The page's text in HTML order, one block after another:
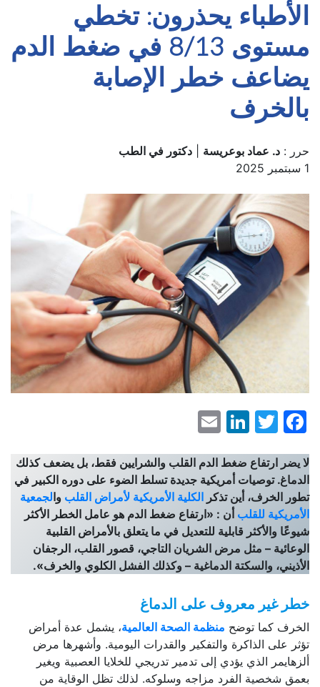
الأطباء يحذرون: تخطي
مستوى 8/13 في ضغط الدم
يضاعف خطر الإصابة
بالخرف
حرر : د. عماد بوعريسة
دكتور في الطب
1 سبتمبر 2025
Facebook
Twitter
LinkedIn
لا يضر ارتفاع ضغط الدم القلب والشرايين فقط، بل يضعف كذلك
الدماغ. توصيات أمريكية جديدة تسلط الضوء على دوره الكبير في
تطور الخرف، أين تذكر الكلية الأمريكية لأمراض القلب والجمعية
الأمريكية للقلب أن : «ارتفاع ضغط الدم هو عامل الخطر الأكثر
شيوعًا والأكثر قابلية للتعديل في ما يتعلق بالأمراض القلبية
الوعائية – مثل مرض الشريان التاجي، قصور القلب، الرجفان
الأذيني، والسكتة الدماغية – وكذلك الفشل الكلوي والخرف».
خطر غير معروف على الدماغ
الخرف كما توضح منظمة الصحة العالمية، يشمل عدة أمراض
تؤثر على الذاكرة والتفكير والقدرات اليومية. وأشهرها مرض
ألزهايمر الذي يؤدي إلى تدمير تدريجي للخلايا العصبية ويغير
بعمق شخصية الفرد مزاجه وسلوكه. لذلك تظل الوقاية من